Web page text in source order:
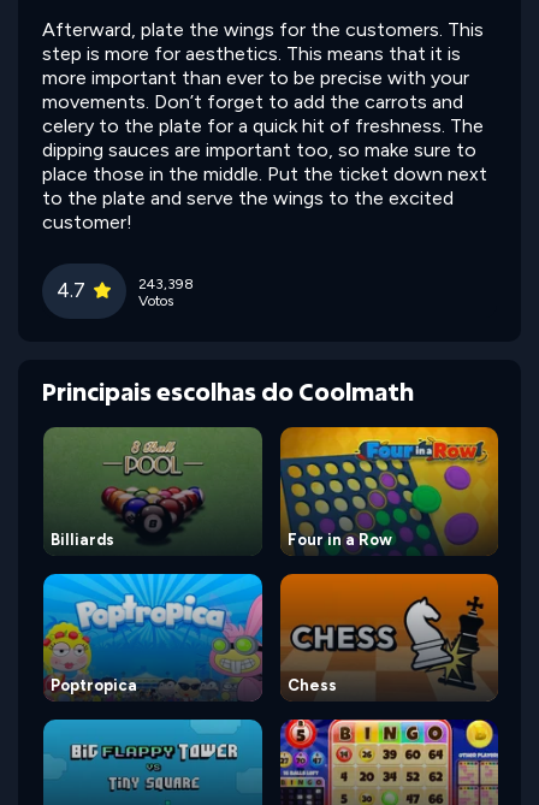
Afterward, plate the wings for the customers. This
step is more for aesthetics. This means that it is
more important than ever to be precise with your
movements. Don’t forget to add the carrots and
celery to the plate for a quick hit of freshness. The
dipping sauces are important too, so make sure to
place those in the middle. Put the ticket down next
to the plate and serve the wings to the excited
customer!
4.7
243,398
Votos
Principais escolhas do Coolmath
Billiards Four in a Row
Poptropica Chess